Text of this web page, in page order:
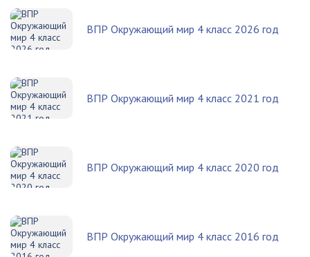
ВПР Окружающий мир 4 класс 2026 год
ВПР Окружающий мир 4 класс 2021 год
ВПР Окружающий мир 4 класс 2020 год
ВПР Окружающий мир 4 класс 2016 год